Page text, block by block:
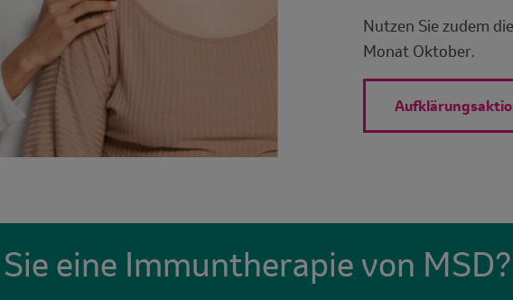
Nutzen Sie zudem
Monat Oktober.
eine Immuntherapie von MSD?